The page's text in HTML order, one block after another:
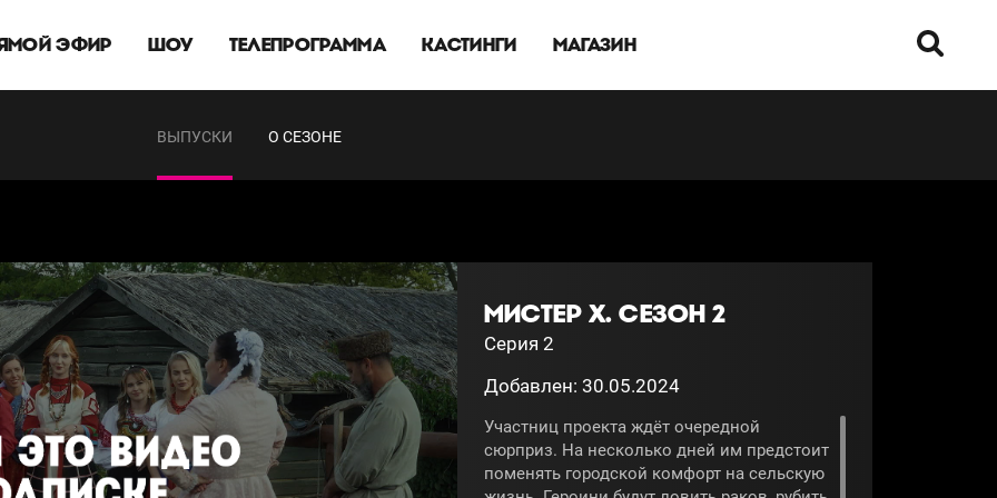
ЭФИР ШОУ ТЕЛЕПРОГРАММА КАСТИНГИ МАГАЗИН
ВЫПУСКИ О СЕЗОНЕ
МИСТЕР Х. СЕЗОН 2
Серия 2
Добавлен: 30.05.2024
Участниц проекта ждёт очередной
сюрприз. На несколько дней им предстоит
поменять городской комфорт на сельскую